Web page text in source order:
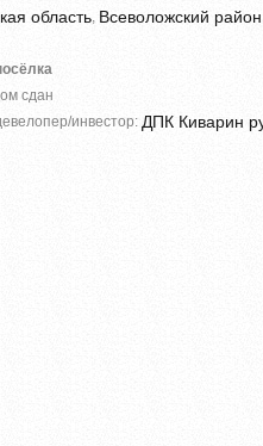
область, Всеволожский район
сдан
инвестор: ДПК Киварин